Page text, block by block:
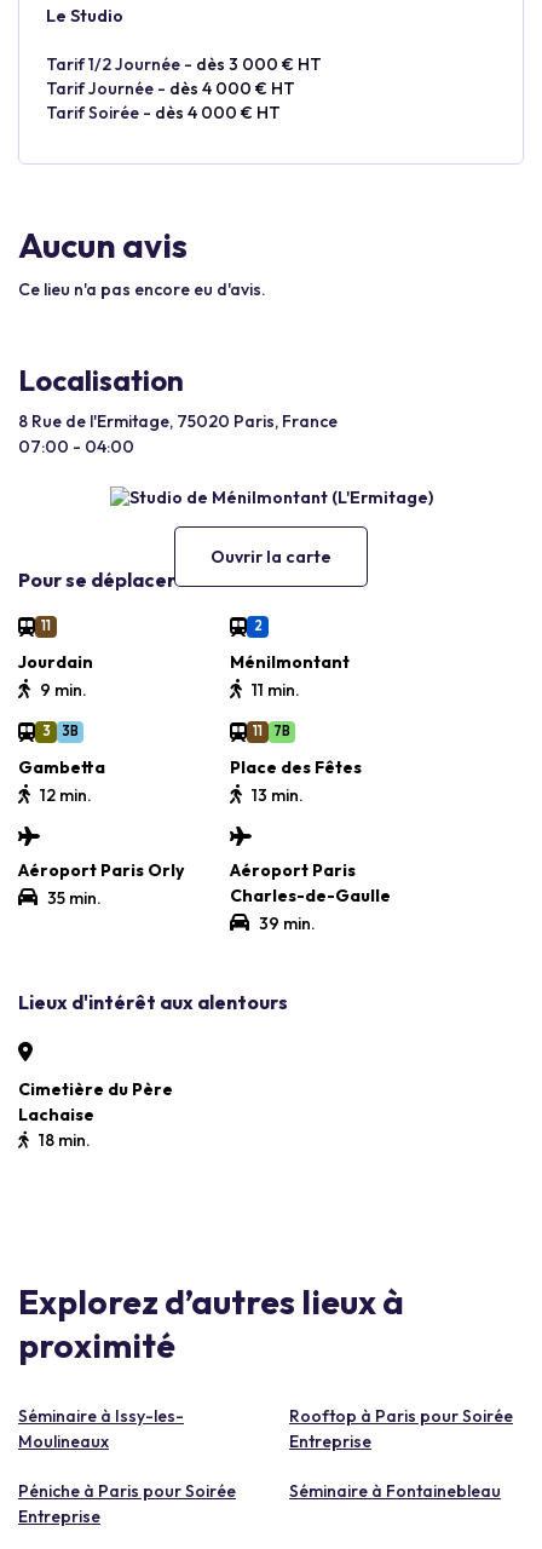
Le Studio
Tarif 1/2 Journée - dès 3 000 € HT
Tarif Journée - dès 4 000 € HT
Tarif Soirée - dès 4 000 € HT
Aucun avis
Ce lieu n'a pas encore eu d'avis.
Localisation
8 Rue de l'Ermitage, 75020 Paris, France
07:00 - 04:00
Ouvrir la carte
Pour se déplacer
11
Jourdain
9 min.
2
Ménilmontant
11 min.
3 3B
Gambetta
12 min.
11 7B
Place des Fêtes
13 min.
Aéroport Paris Orly
35 min.
Aéroport Paris
Charles-de-Gaulle
39 min.
Lieux d'intérêt aux alentours
Cimetière du Père
Lachaise
18 min.
Explorez d’autres lieux à
proximité
Séminaire à Issy-les-
Moulineaux
Rooftop à Paris pour Soirée
Entreprise
Péniche à Paris pour Soirée
Entreprise
Séminaire à Fontainebleau